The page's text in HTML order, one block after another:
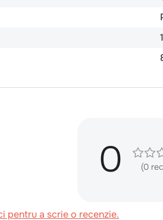
0 (0
pentru a scrie o recenzie.